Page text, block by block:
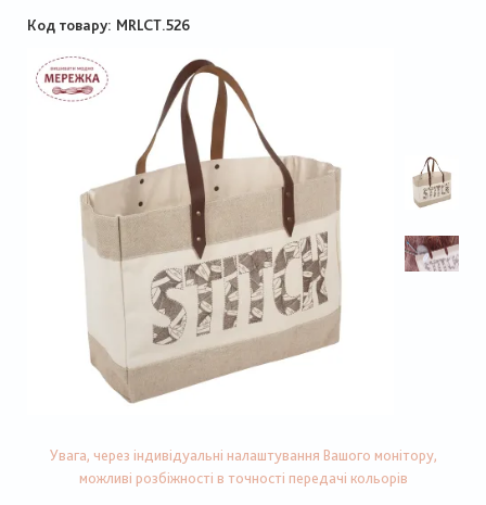
Код товару MRLCT.526
Увага, через індивідуальні налаштування Вашого монітору,
можливі розбіжності в точності передачі кольорів